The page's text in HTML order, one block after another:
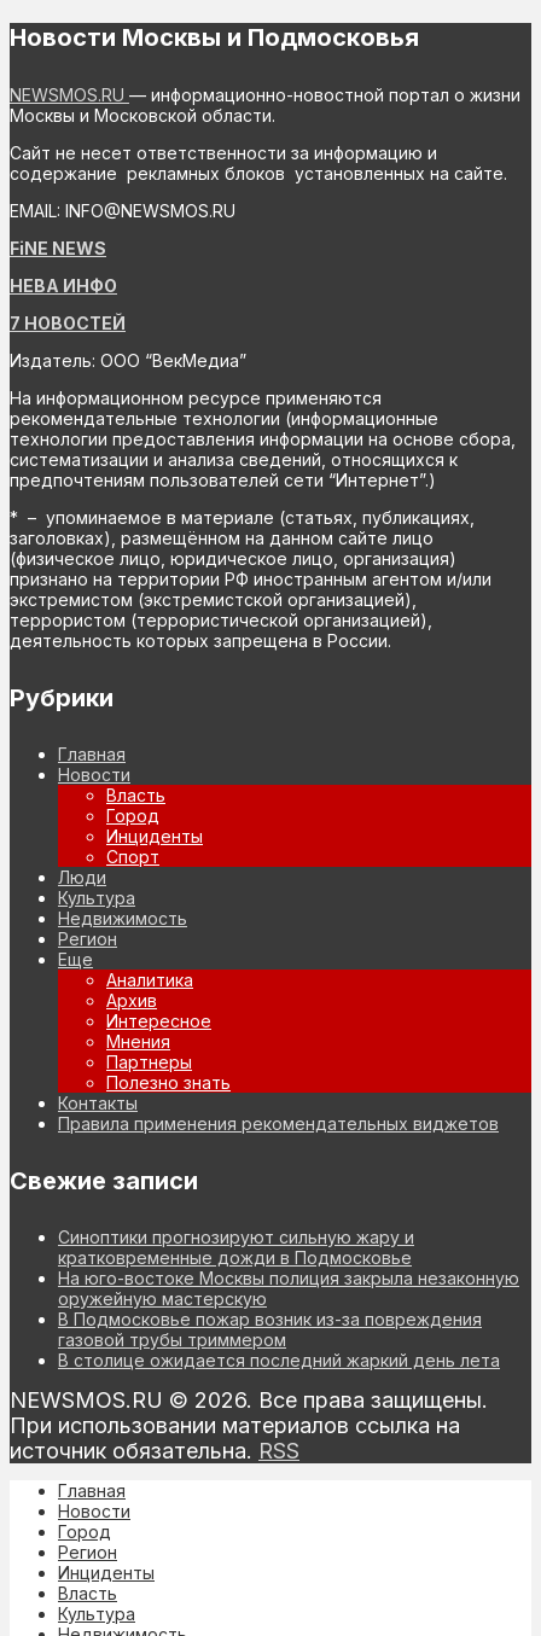
Новости Москвы и Подмосковья
NEWSMOS.RU — информационно-новостной портал о жизни
Москвы и Московской области.
Сайт не несет ответственности за информацию и
содержание рекламных блоков установленных на сайте.
EMAIL: INFO@NEWSMOS.RU
FiNE NEWS
НЕВА ИНФО
7 НОВОСТЕЙ
Издатель: ООО “ВекМедиа”
На информационном ресурсе применяются
рекомендательные технологии (информационные
технологии предоставления информации на основе сбора,
систематизации и анализа сведений, относящихся к
предпочтениям пользователей сети “Интернет”.)
* – упоминаемое в материале (статьях, публикациях,
заголовках), размещённом на данном сайте лицо
(физическое лицо, юридическое лицо, организация)
признано на территории РФ иностранным агентом и/или
экстремистом (экстремистской организацией),
террористом (террористической организацией),
деятельность которых запрещена в России.
Рубрики
Главная
Новости
Власть
Город
Инциденты
Спорт
Люди
Культура
Недвижимость
Регион
Еще
Аналитика
Архив
Интересное
Мнения
Партнеры
Полезно знать
Контакты
Правила применения рекомендательных виджетов
Свежие записи
Синоптики прогнозируют сильную жару и
кратковременные дожди в Подмосковье
На юго-востоке Москвы полиция закрыла незаконную
оружейную мастерскую
В Подмосковье пожар возник из-за повреждения
газовой трубы триммером
В столице ожидается последний жаркий день лета
NEWSMOS.RU © 2026. Все права защищены.
При использовании материалов ссылка на
источник обязательна. RSS
Главная
Новости
Город
Регион
Инциденты
Власть
Культура